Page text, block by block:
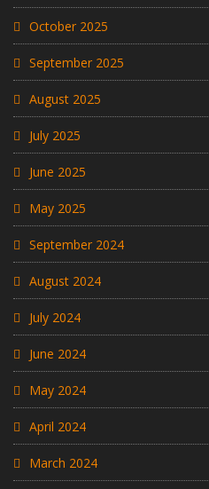
October 2025
September 2025
August 2025
July 2025
June 2025
May 2025
September 2024
August 2024
July 2024
June 2024
May 2024
April 2024
March 2024